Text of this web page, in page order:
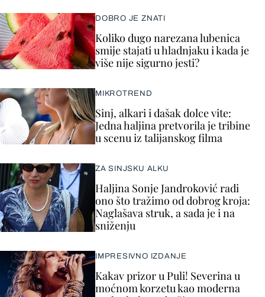
DOBRO JE ZNATI
Koliko dugo narezana lubenica
smije stajati u hladnjaku i kada je
više nije sigurno jesti?
MIKROTREND
Sinj, alkari i dašak dolce vite:
Jedna haljina pretvorila je tribine
u scenu iz talijanskog filma
ZA SINJSKU ALKU
Haljina Sonje Jandroković radi
ono što tražimo od dobrog kroja:
Naglašava struk, a sada je i na
sniženju
IMPRESIVNO IZDANJE
Kakav prizor u Puli! Severina u
moćnom korzetu kao moderna